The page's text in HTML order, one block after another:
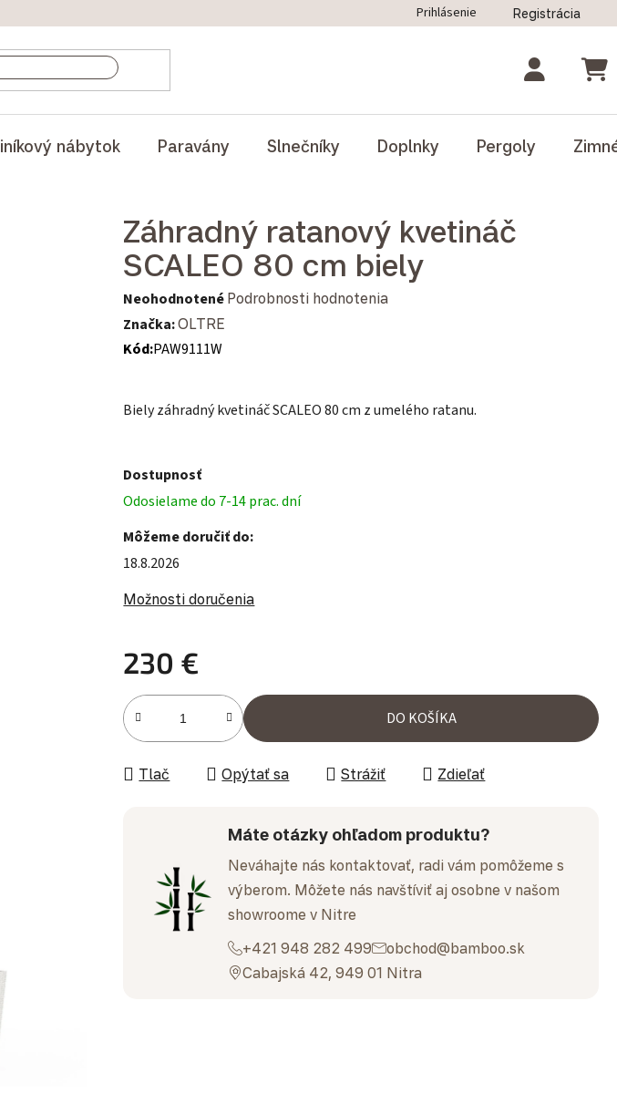
Odstúpenie od zmluvy
Prihlásenie Registrácia
nábytok Paravány Slnečníky Doplnky Pergoly
Záhradný ratanový kvetináč
SCALEO 80 cm biely
Priemerné hodnotenie produktu je 0,0 z 5 hviezdičiek.
Neohodnotené Podrobnosti hodnotenia
Značka:OLTRE
Kód:PAW9111W
Biely záhradný kvetináč SCALEO 80 cm z umelého ratanu.
Dostupnosť
Odosielame do 7-14 prac. dní
Môžeme doručiť do:
18.8.2026
Možnosti doručenia
230 €
Jednotková cena:
DO KOŠÍKA
Tlač Opýtať sa Strážiť Zdieľať
Máte otázky ohľadom produktu?
Neváhajte nás kontaktovať, radi vám pomôžeme s
výberom. Môžete nás navštíviť aj osobne v našom
showroome v Nitre
+421 948 282 499
obchod@bamboo.sk
Cabajská 42, 949 01 Nitra